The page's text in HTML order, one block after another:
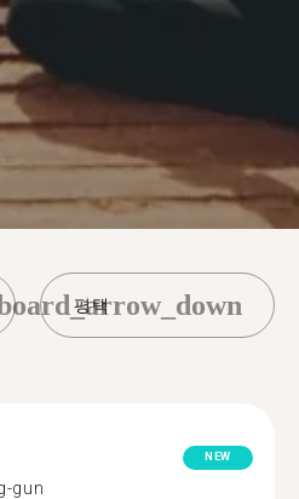
평택
gun
NEW